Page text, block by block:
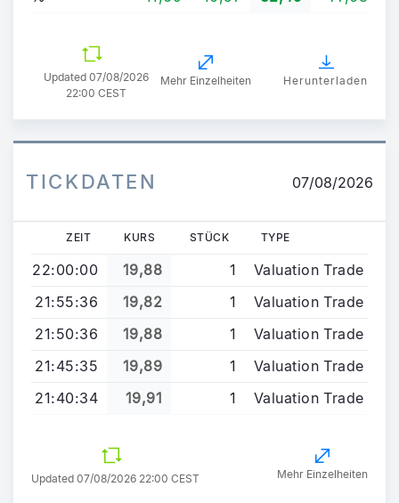
Updated 07/08/2026
22:00 CEST
Mehr Einzelheiten Herunterladen
TICKDATEN 07/08/2026
ZEIT KURS STÜCK TYPE
22:00:00 19,88 1
Valuation Trade
21:55:36
19,82 1
Valuation Trade
21:50:36
19,88 1
Valuation Trade
21:45:35
19,89 1
Valuation Trade
21:40:34
19,91 1 Valuation Trade
Updated 07/08/2026 22:00 CEST Mehr Einzelheiten